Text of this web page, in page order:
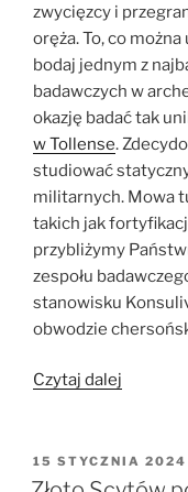
zwycięzcy i
oręża. To, co
bodaj jednym z
badawczych w
okazję badać tak
w Tollense.
studiować
militarnych. Mowa
takich jak
przybliżymy
zespołu
stanowisku
obwodzie
Czytaj dalej
Dniepru.
OPUBLIKOWANE
W
15 STYCZNIA 2024